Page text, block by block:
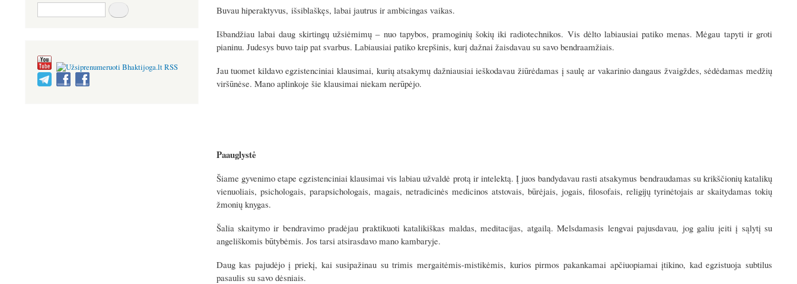
Buvau hiperaktyvus, išsiblaškęs, labai jautrus ir ambicingas vaikas.
Išbandžiau labai daug skirtingų užsiėmimų – nuo tapybos, pramoginių šokių iki radiotechnikos. Vis dėlto labiausiai patiko menas. Mėgau tapyti ir groti
pianinu. Judesys buvo taip pat svarbus. Labiausiai patiko krepšinis, kurį dažnai žaisdavau su savo bendraamžiais.
Jau tuomet kildavo egzistenciniai klausimai, kurių atsakymų dažniausiai ieškodavau žiūrėdamas į saulę ar vakarinio dangaus žvaigždes, sėdėdamas medžių
viršūnėse. Mano aplinkoje šie klausimai niekam nerūpėjo.
Paauglystė
Šiame gyvenimo etape egzistenciniai klausimai vis labiau užvaldė protą ir intelektą. Į juos bandydavau rasti atsakymus bendraudamas su krikščionių katalikų
vienuoliais, psichologais, parapsichologais, magais, netradicinės medicinos atstovais, būrėjais, jogais, filosofais, religijų tyrinėtojais ar skaitydamas tokių
žmonių knygas.
Šalia skaitymo ir bendravimo pradėjau praktikuoti katalikiškas maldas, meditacijas, atgailą. Melsdamasis lengvai pajusdavau, jog galiu įeiti į sąlytį su
angeliškomis būtybėmis. Jos tarsi atsirasdavo mano kambaryje.
Daug kas pajudėjo į priekį, kai susipažinau su trimis mergaitėmis-mistikėmis, kurios pirmos pakankamai apčiuopiamai įtikino, kad egzistuoja subtilus
pasaulis su savo dėsniais.
Paieška